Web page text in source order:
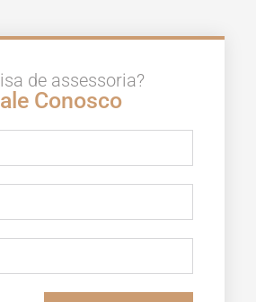
de assessoria?
Conosco